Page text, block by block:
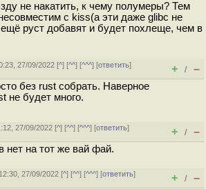
не накатить, к чему полумеры? Тем
с kiss(а эти даже glibc не
руст добавят и будет похлеще, чем в
27/09/2022 [^] [^^] [^^^] [ответить]
+ / –
без rust собрать. Наверное
не будет много.
27/09/2022 [^] [^^] [^^^] [ответить]
+ / –
нет на тот же вай фай.
27/09/2022 [^] [^^] [^^^] [ответить]
+ / –